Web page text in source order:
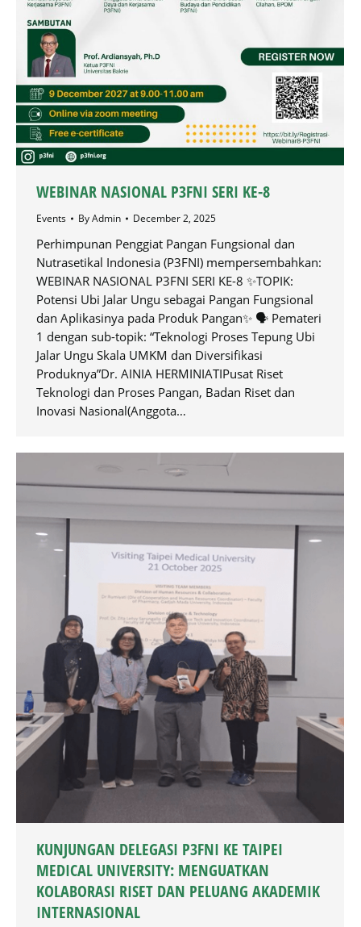
WEBINAR NASIONAL P3FNI SERI KE-8
Events ByAdmin December 2, 2025
Perhimpunan Penggiat Pangan Fungsional dan
Nutrasetikal Indonesia (P3FNI) mempersembahkan:
⁠WEBINAR NASIONAL P3FNI SERI KE-8 ✨TOPIK:
Potensi Ubi Jalar Ungu sebagai Pangan Fungsional
dan Aplikasinya pada Produk Pangan✨ 🗣 Pemateri
1 dengan sub-topik: “Teknologi Proses Tepung Ubi
Jalar Ungu Skala UMKM dan Diversifikasi
Produknya”Dr. AINIA HERMINIATIPusat Riset
Teknologi dan Proses Pangan, Badan Riset dan
Inovasi Nasional(Anggota…
KUNJUNGAN DELEGASI P3FNI KE TAIPEI
MEDICAL UNIVERSITY: MENGUATKAN
KOLABORASI RISET DAN PELUANG AKADEMIK
INTERNASIONAL